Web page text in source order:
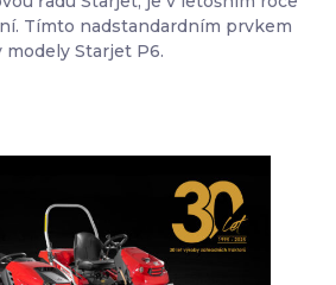
Tímto nadstandardním prvkem
Starjet P6.